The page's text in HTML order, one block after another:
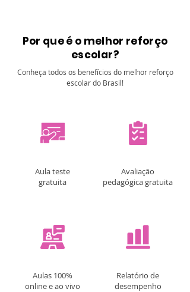
Por que é o melhor reforço
escolar?
Conheça todos os benefícios do melhor reforço
escolar do Brasil!
Aula teste
gratuita
Aulas 100%
online e ao vivo
Avaliação
pedagógica gratuita
Relatório de
desempenho